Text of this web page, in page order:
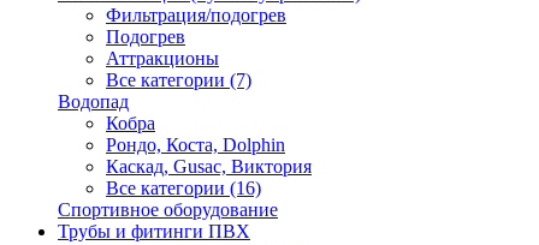
Фильтрация/подогрев
Подогрев
Аттракционы
Все категории (7)
Водопад
Кобра
Рондо, Коста, Dolphin
Каскад, Gusac, Виктория
Все категории (16)
Спортивное оборудование
Трубы и фитинги ПВХ